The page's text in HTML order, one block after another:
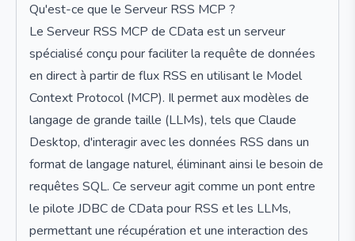
Qu'est-ce que le Serveur RSS MCP ?
Le Serveur RSS MCP de CData est un serveur
spécialisé conçu pour faciliter la requête de données
en direct à partir de flux RSS en utilisant le Model
Context Protocol (MCP). Il permet aux modèles de
langage de grande taille (LLMs), tels que Claude
Desktop, d'interagir avec les données RSS dans un
format de langage naturel, éliminant ainsi le besoin de
requêtes SQL. Ce serveur agit comme un pont entre
le pilote JDBC de CData pour RSS et les LLMs,
permettant une récupération et une interaction des